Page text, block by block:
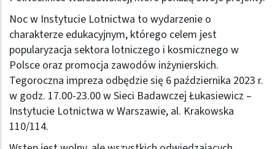
Noc w Instytucie Lotnictwa to wydarzenie o
charakterze edukacyjnym, którego celem jest
popularyzacja sektora lotniczego i kosmicznego w
Polsce oraz promocja zawodów inżynierskich.
Tegoroczna impreza odbędzie się 6 października 2023 r.
w godz. 17.00-23.00 w Sieci Badawczej Łukasiewicz –
Instytucie Lotnictwa w Warszawie, al. Krakowska
110/114.